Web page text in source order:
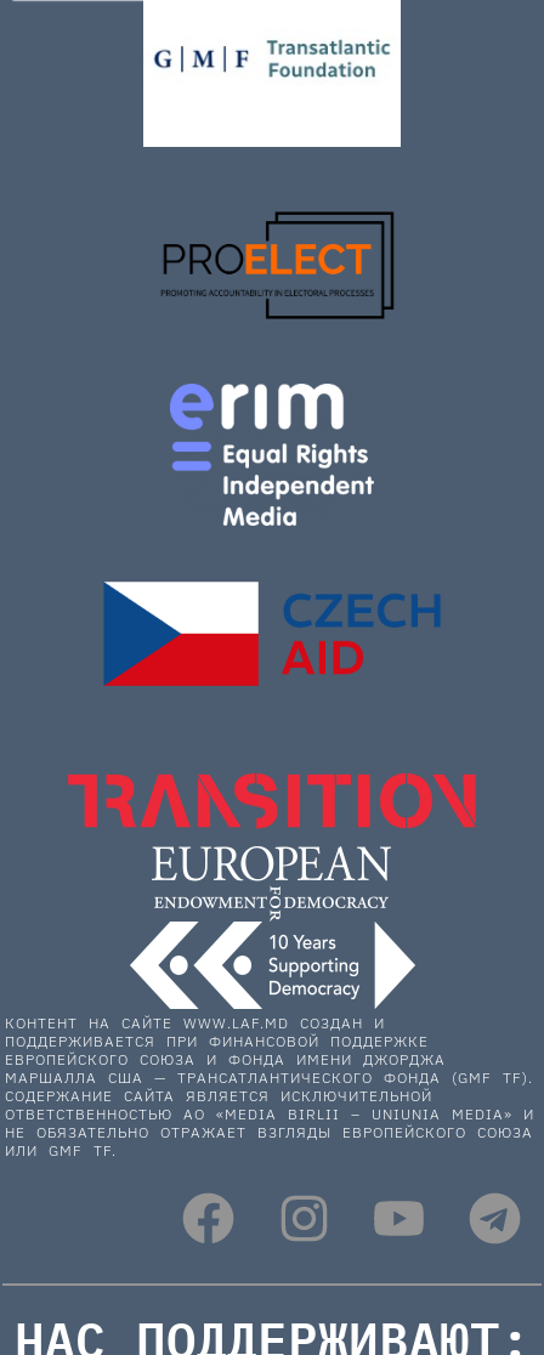
КОНТЕНТ НА САЙТЕ WWW.LAF.MD СОЗДАН И
ПОДДЕРЖИВАЕТСЯ ПРИ ФИНАНСОВОЙ ПОДДЕРЖКЕ
ЕВРОПЕЙСКОГО СОЮЗА И ФОНДА ИМЕНИ ДЖОРДЖА
МАРШАЛЛА США — ТРАНСАТЛАНТИЧЕСКОГО ФОНДА (GMF TF).
СОДЕРЖАНИЕ САЙТА ЯВЛЯЕТСЯ ИСКЛЮЧИТЕЛЬНОЙ
ОТВЕТСТВЕННОСТЬЮ АО «MEDIA BIRLII – UNIUNIA MEDIA» И
НЕ ОБЯЗАТЕЛЬНО ОТРАЖАЕТ ВЗГЛЯДЫ ЕВРОПЕЙСКОГО СОЮЗА
ИЛИ GMF TF.
НАС ПОДДЕРЖИВАЮТ: